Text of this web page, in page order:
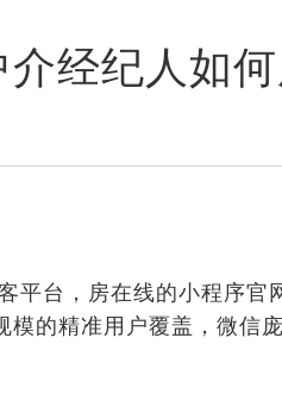
介经纪人如
平台，房在线的小程序
模的精准用户覆盖，微信